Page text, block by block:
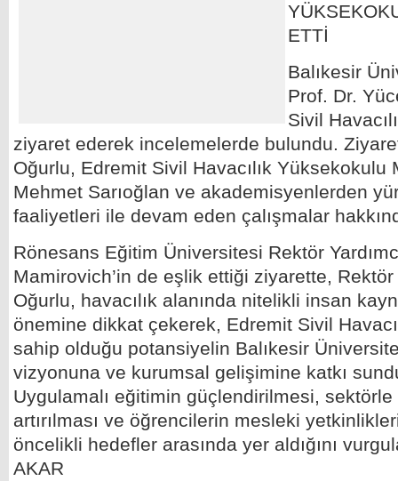
ETTİ
Balıkesir
Prof. Dr.
Sivil
ziyaret ederek incelemelerde bulundu.
Oğurlu, Edremit Sivil Havacılık Yüksekokulu
Mehmet Sarıoğlan ve akademisyenlerden
faaliyetleri ile devam eden çalışmalar
Rönesans Eğitim Üniversitesi Rektör
Mamirovich’in de eşlik ettiği ziyarette,
Oğurlu, havacılık alanında nitelikli insan
önemine dikkat çekerek, Edremit Sivil
sahip olduğu potansiyelin Balıkesir
vizyonuna ve kurumsal gelişimine katkı
Uygulamalı eğitimin güçlendirilmesi,
artırılması ve öğrencilerin mesleki
öncelikli hedefler arasında yer aldığını
AKAR